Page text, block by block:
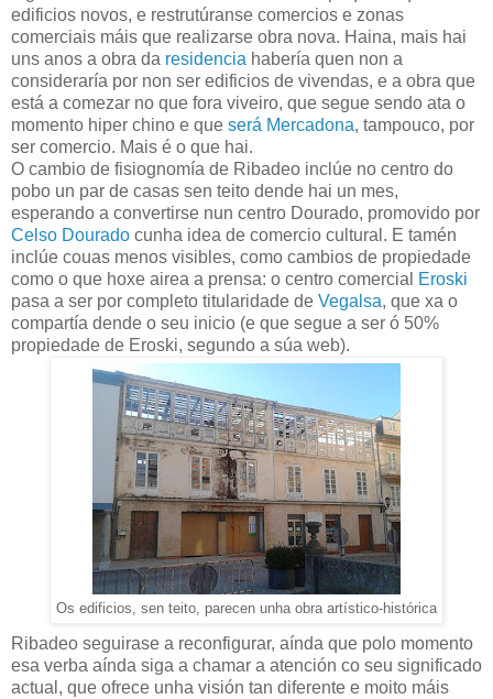
edificios novos, e restrutúranse comercios e zonas
comerciais máis que realizarse obra nova. Haina, mais hai
uns anos a obra da residencia habería quen non a
consideraría por non ser edificios de vivendas, e a obra que
está a comezar no que fora viveiro, que segue sendo ata o
momento hiper chino e que será Mercadona, tampouco, por
ser comercio. Mais é o que hai.
O cambio de fisiognomía de Ribadeo inclúe no centro do
pobo un par de casas sen teito dende hai un mes,
esperando a convertirse nun centro Dourado, promovido por
Celso Dourado cunha idea de comercio cultural. E tamén
inclúe couas menos visibles, como cambios de propiedade
como o que hoxe airea a prensa: o centro comercial Eroski
pasa a ser por completo titularidade de Vegalsa, que xa o
compartía dende o seu inicio (e que segue a ser ó 50%
propiedade de Eroski, segundo a súa web).
Os edificios, sen teito, parecen unha obra artístico-histórica
Ribadeo seguirase a reconfigurar, aínda que polo momento
esa verba aínda siga a chamar a atención co seu significado
actual, que ofrece unha visión tan diferente e moito máis